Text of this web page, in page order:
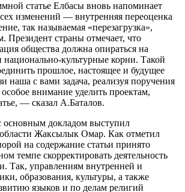
статье Елбасы вновь напоминает
изменений — внутренняя переоценка
так называемая «перезагрузка»,
Президент страны отмечает, что
общества должна опираться на
культурные корни. Такой
прошлое, настоящее и будущее
наша с вами задача, реализуя поручения
внимание уделить проектам,
— сказал А.Баталов.
основным докладом выступил
области Жаксылык Омар. Как отметил
на содержание статьи принято
темпе скорректировать деятельность
Так, управлениям внутренней и
образования, культуры, а также
языков и по делам религий